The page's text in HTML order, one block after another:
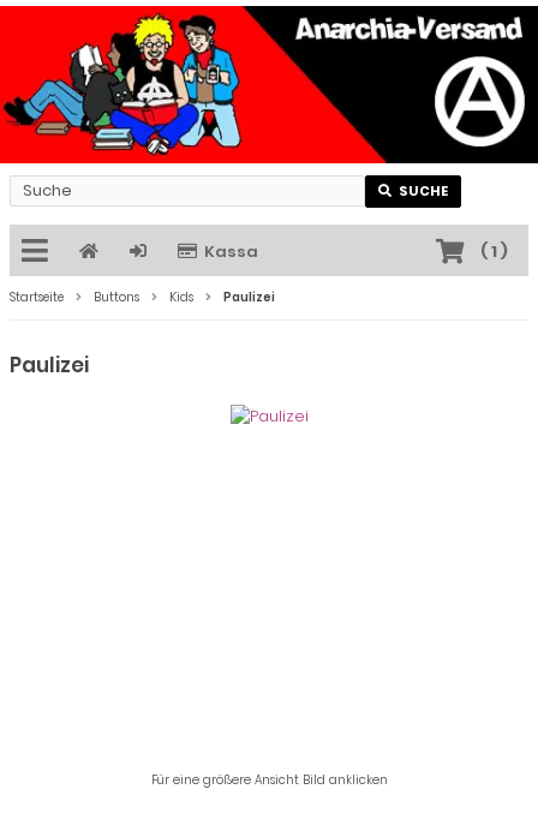
SUCHE
Kassa (1)
Startseite Buttons Kids Paulizei
Paulizei
Für eine größere Ansicht Bild anklicken